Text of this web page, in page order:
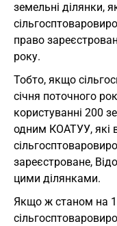
земельні ділянки,
право
року.
Тобто, якщо
січня поточного
користуванні 200
одним КОАТУУ, які
зареєстроване,
цими ділянками.
Якщо ж станом на 1